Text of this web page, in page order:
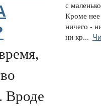
Вроде
с
Кроме
ничего -
ни кр...